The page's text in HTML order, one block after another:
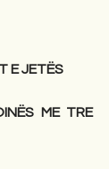
E JETËS
ME TRE